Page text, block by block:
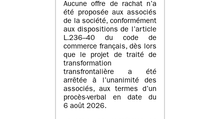
Aucune offre de rachat n’a
été proposée aux associés
de la société, conformément
aux dispositions de l’article
L.236–40 du code de
commerce français, dès lors
que le projet de traité de
transformation
transfrontalière a été
arrêtée à l’unanimité des
associés, aux termes d’un
procès-verbal en date du
6 août 2026.